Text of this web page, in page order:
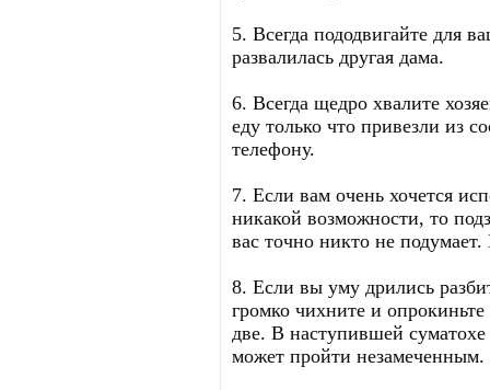
5. Всегда пододвигайте для
развалилась другая дама.
6. Всегда щедро хвалите
еду только что привезли из
телефону.
7. Если вам очень хочется
никакой возможности, то
вас точно никто не
8. Если вы уму дрились
громко чихните и
две. В наступившей
может пройти незамеченным.